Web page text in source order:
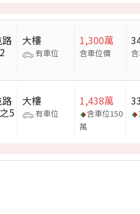
大樓
有車位
1,300萬
含車位價
5
大樓
有車位
1,438萬
含車位150
萬